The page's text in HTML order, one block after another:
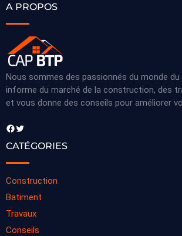
A PROPOS
Nous sommes des passionnés du monde du
informe du marché de la construction, des
et vous donne des conseils pour améliorer
Facebook Twitter
CATÉGORIES
Construction
Batiment
Travaux
Conseils